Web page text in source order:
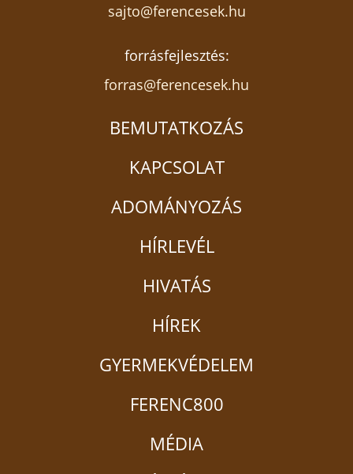
sajto@ferencesek.hu
forrásfejlesztés:
forras@ferencesek.hu
BEMUTATKOZÁS
KAPCSOLAT
ADOMÁNYOZÁS
HÍRLEVÉL
HIVATÁS
HÍREK
GYERMEKVÉDELEM
FERENC800
MÉDIA